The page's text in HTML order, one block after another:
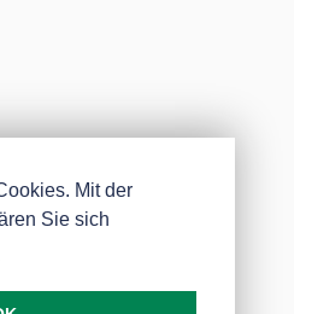
Mit der
Sie sich